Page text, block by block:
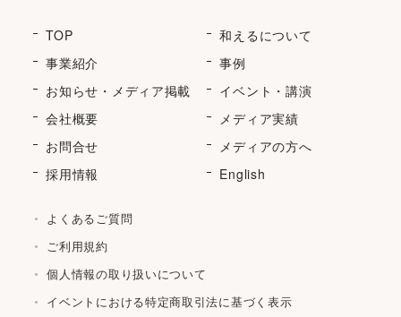
TOP
和えるについて
事業紹介
事例
お知らせ・メディア掲載
イベント・講演
会社概要
メディア実績
お問合せ
メディアの方へ
採用情報
English
よくあるご質問
ご利用規約
個人情報の取り扱いについて
イベントにおける特定商取引法に基づく表示